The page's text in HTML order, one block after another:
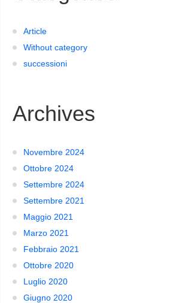
Article
Without category
successioni
Archives
Novembre 2024
Ottobre 2024
Settembre 2024
Settembre 2021
Maggio 2021
Marzo 2021
Febbraio 2021
Ottobre 2020
Luglio 2020
Giugno 2020